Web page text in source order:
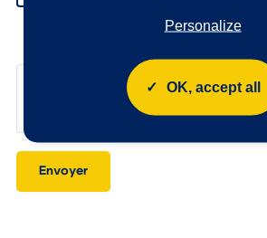
demande. Vous disposez d’un droit
OK, accept all
Personalize